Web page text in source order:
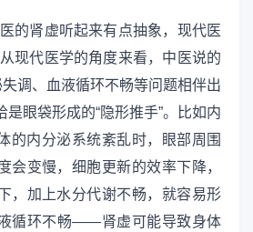
的肾虚听起来有点抽象，现代医
现代医学的角度来看，中医说的
失调、血液循环不畅等问题相伴出
眼袋形成的“隐形推手”。比如内
内分泌系统紊乱时，眼部周围
会变慢，细胞更新的效率下降，
，加上水分代谢不畅，就容易形
循环不畅——肾虚可能导致身体